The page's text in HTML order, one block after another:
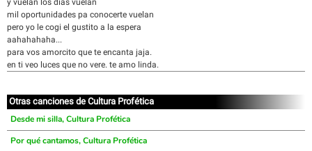
y vuelan los dias vuelan
mil oportunidades pa conocerte vuelan
pero yo le cogi el gustito a la espera
aahahahaha...
para vos amorcito que te encanta jaja.
en ti veo luces que no vere. te amo linda.
Otras canciones de Cultura Profética
Desde mi silla, Cultura Profética
Por qué cantamos, Cultura Profética